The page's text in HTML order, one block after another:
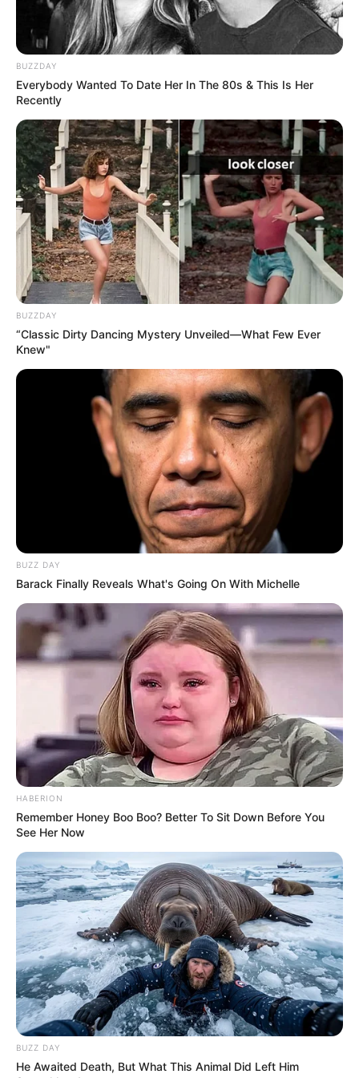
2026;
Τι καιρό θα κάνει τον Δεκαπενταύγουστο
2026;
Ακολουθήστε το evianews.com στο
News
ΤΑ ΠΙΟ ΔΗΜΟΦΙΛΗ
BUZZDAY
Everybody Wanted To Date Her In The 80s & This Is Her
Recently
BUZZDAY
“Classic Dirty Dancing Mystery Unveiled—What Few Ever
Knew"
BUZZ DAY
Barack Finally Reveals What's Going On With Michelle
HABERION
Remember Honey Boo Boo? Better To Sit Down Before You
See Her Now
BUZZ DAY
He Awaited Death, But What This Animal Did Left Him